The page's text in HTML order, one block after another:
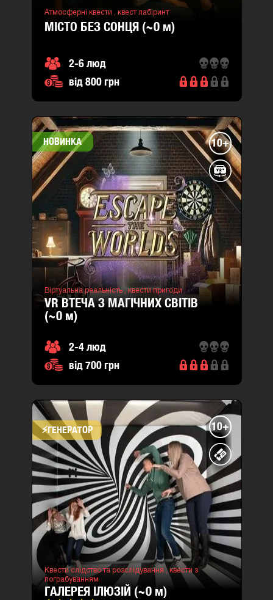
Атмосферні квести , квест лабіринт
МІСТО БЕЗ СОНЦЯ (~0 м)
2-6 люд
від 800 грн
НОВИНКА 10+
Віртуальна реальність , квести пригоди
VR ВТЕЧА З МАГІЧНИХ СВІТІВ
(~0 м)
2-4 люд
від 700 грн
місто:
Львів
вул.
Гетьмана
Мазепи
26
(район
Шевченківський)
Ставова
7в
(район
Шевченківський)
⚡​ГЕНЕРАТОР 10+
Квести слідство та розслідування , квести з
пограбуванням
ГАЛЕРЕЯ ІЛЮЗІЙ (~0 м)